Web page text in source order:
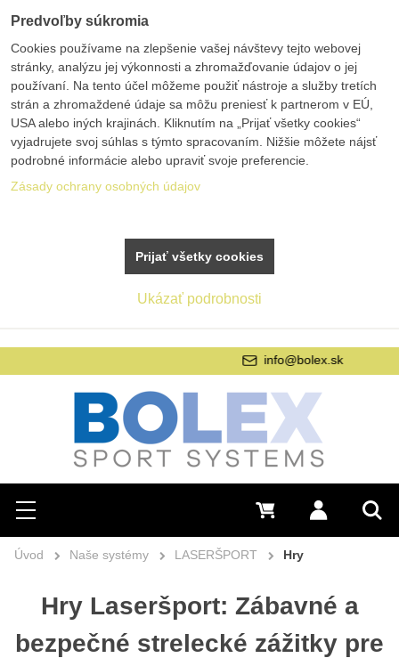
Hľadať
Menu Prihlásiť sa
0 €
info@bolex.sk
Úvod Naše systémy LASERŠPORT Hry
Hry Laseršport: Zábavné a
bezpečné strelecké zážitky pre
Predvoľby súkromia
Cookies používame na zlepšenie vašej návštevy tejto webovej
stránky, analýzu jej výkonnosti a zhromažďovanie údajov o jej
používaní. Na tento účel môžeme použiť nástroje a služby tretích
strán a zhromaždené údaje sa môžu preniesť k partnerom v EÚ,
USA alebo iných krajinách. Kliknutím na „Prijať všetky cookies“
vyjadrujete svoj súhlas s týmto spracovaním. Nižšie môžete nájsť
podrobné informácie alebo upraviť svoje preferencie.
Zásady ochrany osobných údajov
Ukázať podrobnosti
Prijať všetky cookies